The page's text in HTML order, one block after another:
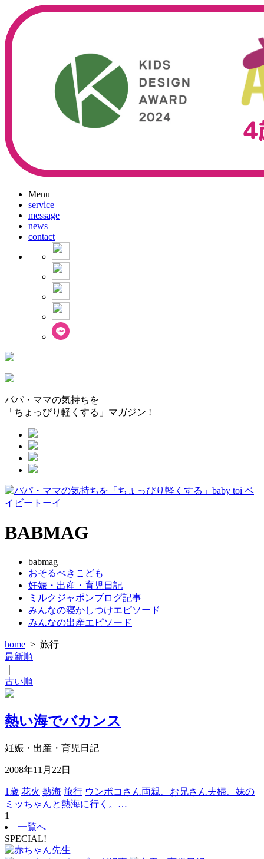
Menu
service
message
news
contact
パパ・ママの気持ちを
「ちょっぴり軽くする」マガジン !
BABMAG
babmag
おそるべきこども
妊娠・出産・育児日記
ミルクジャポンブログ記事
みんなの寝かしつけエピソード
みんなの出産エピソード
home > 旅行
最新順
古い順
熱い海でバカンス
妊娠・出産・育児日記
2008年11月22日
1歳 花火 熱海 旅行 ウンポコさん両親、お兄さん夫婦、妹の
ミッちゃんと熱海に行く。…
1
一覧へ
SPECIAL!